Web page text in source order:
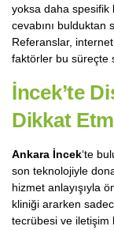
yoksa daha spesifik
cevabını bulduktan
Referanslar,
faktörler bu süreçte
İncek’te
Dikkat
Ankara İncek‘te
son teknolojiyle
hizmet anlayışıyla
kliniği ararken
tecrübesi ve iletişim